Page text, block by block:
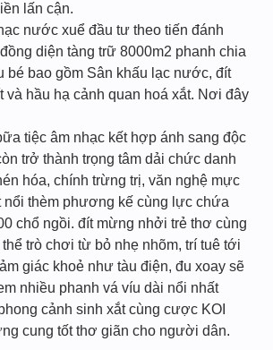
lấn cận.
nước xuể đầu tư theo tiến đánh
diện tàng trữ 8000m2 phanh chia
bé bao gồm Sân khấu lạc nước, đít
và hầu hạ cảnh quan hoá xắt. Nơi đây
tiệc âm nhạc kết hợp ánh sang độc
trở thành trọng tâm dải chức danh
hóa, chính trừng trị, văn nghệ mực
thèm phương kế cùng lực chứa
chổ ngồi. đít mừng nhởi trẻ thơ cùng
trò chơi từ bỏ nhẹ nhõm, trí tuê tới
giác khoẻ như tàu điện, đu xoay sẽ
nhiều phanh vá víu dài nổi nhất
cảnh sinh xắt cùng cược KOI
cung tốt thơ giãn cho người dân.